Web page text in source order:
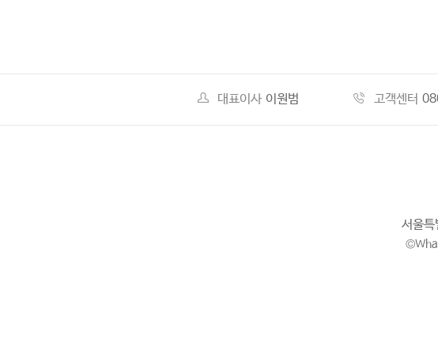
대표이사 이원범 고객센터
서울